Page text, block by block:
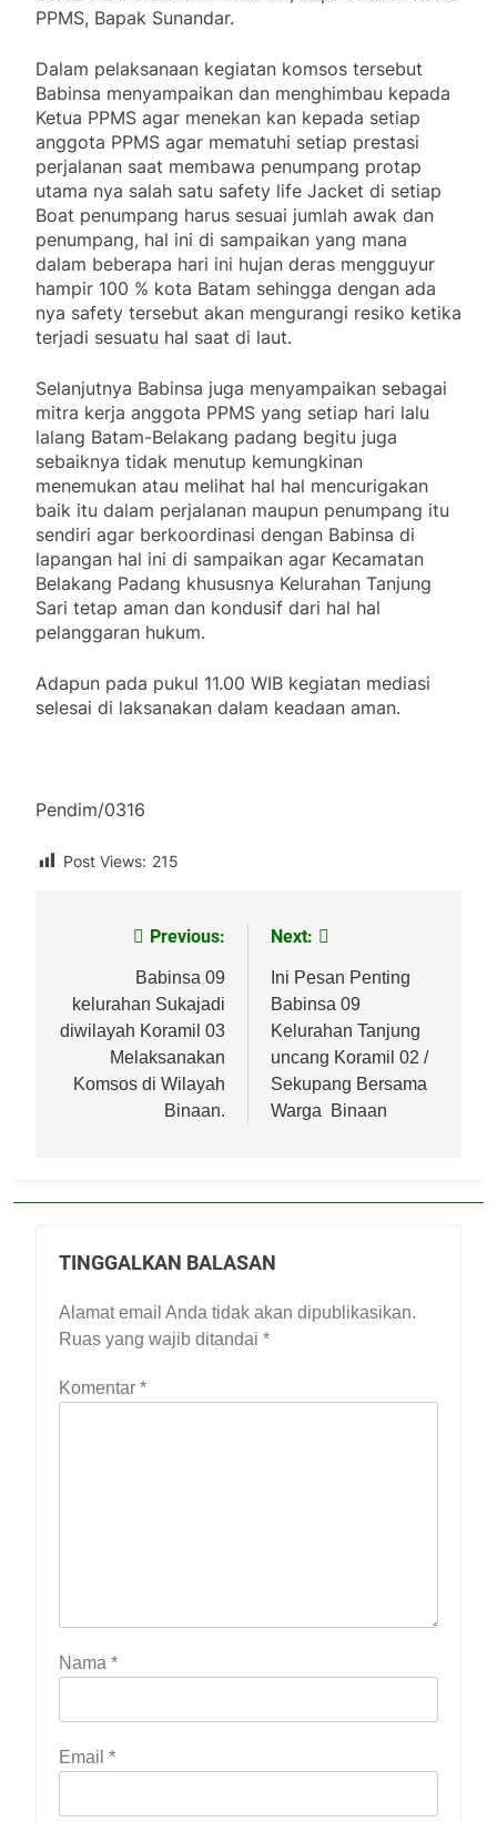
PPMS, Bapak Sunandar.
Dalam pelaksanaan kegiatan komsos tersebut
Babinsa menyampaikan dan menghimbau kepada
Ketua PPMS agar menekan kan kepada setiap
anggota PPMS agar mematuhi setiap prestasi
perjalanan saat membawa penumpang protap
utama nya salah satu safety life Jacket di setiap
Boat penumpang harus sesuai jumlah awak dan
penumpang, hal ini di sampaikan yang mana
dalam beberapa hari ini hujan deras mengguyur
hampir 100 % kota Batam sehingga dengan ada
nya safety tersebut akan mengurangi resiko ketika
terjadi sesuatu hal saat di laut.
Selanjutnya Babinsa juga menyampaikan sebagai
mitra kerja anggota PPMS yang setiap hari lalu
lalang Batam-Belakang padang begitu juga
sebaiknya tidak menutup kemungkinan
menemukan atau melihat hal hal mencurigakan
baik itu dalam perjalanan maupun penumpang itu
sendiri agar berkoordinasi dengan Babinsa di
lapangan hal ini di sampaikan agar Kecamatan
Belakang Padang khususnya Kelurahan Tanjung
Sari tetap aman dan kondusif dari hal hal
pelanggaran hukum.
Adapun pada pukul 11.00 WIB kegiatan mediasi
selesai di laksanakan dalam keadaan aman.
Pendim/0316
Post Views: 215
NavigasiPrevious:
Babinsa 09
kelurahan Sukajadi
diwilayah Koramil 03
Melaksanakan
Komsos di Wilayah
Binaan.
Next:
Ini Pesan Penting
Babinsa 09
Kelurahan Tanjung
uncang Koramil 02 /
Sekupang Bersama
Warga Binaan
TINGGALKAN BALASAN
Alamat email Anda tidak akan dipublikasikan.
Ruas yang wajib ditandai *
Komentar *
Nama *
Email *